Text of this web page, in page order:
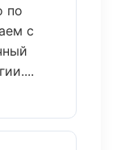
по
с